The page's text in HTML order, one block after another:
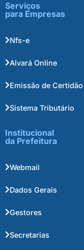
Serviços
para Empresas
Nfs-e
Alvará Online
Emissão de Certidão
Sistema Tributário
Institucional
da Prefeitura
Webmail
Dados Gerais
Gestores
Secretarias